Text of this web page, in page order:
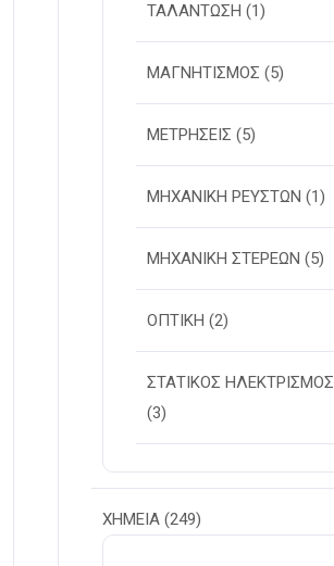
ΤΑΛΑΝΤΩΣΗ (1)
ΜΑΓΝΗΤΙΣΜΟΣ (5)
ΜΕΤΡΗΣΕΙΣ (5)
ΜΗΧΑΝΙΚΗ ΡΕΥΣΤΩΝ (1)
ΜΗΧΑΝΙΚΗ ΣΤΕΡΕΩΝ (5)
ΟΠΤΙΚΗ (2)
ΣΤΑΤΙΚΟΣ ΗΛΕΚΤΡΙΣΜΟΣ
(3)
ΧΗΜΕΙΑ (249)